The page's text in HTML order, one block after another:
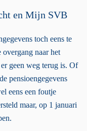
en Mijn SVB
toch eens te
naar het
geen weg terug is. Of
pensioengegevens
eens een foutje
maar, op 1 januari